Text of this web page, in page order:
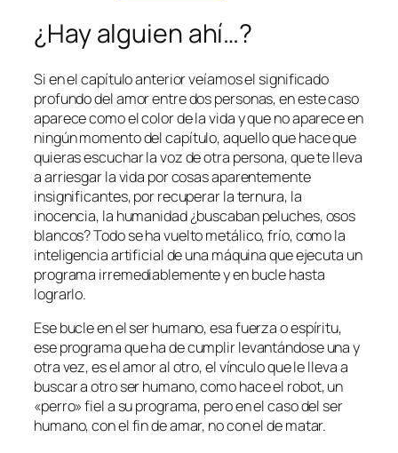
¿Hay alguien ahí…?
Si en el capítulo anterior veíamos el significado
profundo del amor entre dos personas, en este caso
aparece como el color de la vida y que no aparece en
ningún momento del capítulo, aquello que hace que
quieras escuchar la voz de otra persona, que te lleva
a arriesgar la vida por cosas aparentemente
insignificantes, por recuperar la ternura, la
inocencia, la humanidad ¿buscaban peluches, osos
blancos? Todo se ha vuelto metálico, frío, como la
inteligencia artificial de una máquina que ejecuta un
programa irremediablemente y en bucle hasta
lograrlo.
Ese bucle en el ser humano, esa fuerza o espíritu,
ese programa que ha de cumplir levantándose una y
otra vez, es el amor al otro, el vínculo que le lleva a
buscar a otro ser humano, como hace el robot, un
«perro» fiel a su programa, pero en el caso del ser
humano, con el fin de amar, no con el de matar.